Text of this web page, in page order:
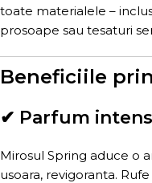
toate materialele –
prosoape sau tesaturi
Beneficiile
✔ Parfum
Mirosul Spring aduce o
usoara, revigoranta.